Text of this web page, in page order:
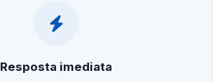
Resposta imediata